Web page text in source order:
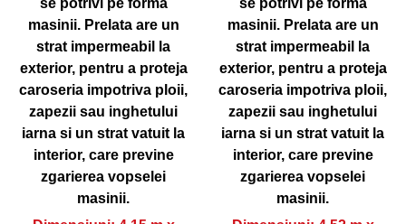
se potrivi pe forma
masinii. Prelata are un
strat impermeabil la
exterior, pentru a proteja
caroseria impotriva ploii,
zapezii sau inghetului
iarna si un strat vatuit la
interior, care previne
zgarierea vopselei
masinii.
se potrivi pe forma
masinii. Prelata are un
strat impermeabil la
exterior, pentru a proteja
caroseria impotriva ploii,
zapezii sau inghetului
iarna si un strat vatuit la
interior, care previne
zgarierea vopselei
masinii.